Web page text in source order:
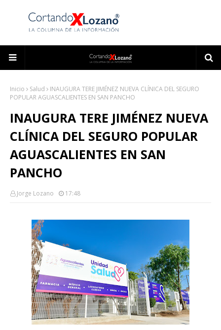
Inicio Salud
INAUGURA TERE JIMÉNEZ NUEVA CLÍNICA DEL SEGURO
POPULAR AGUASCALIENTES EN SAN PANCHO
INAUGURA TERE JIMÉNEZ NUEVA
CLÍNICA DEL SEGURO POPULAR
AGUASCALIENTES EN SAN
PANCHO
Jorge Lozano 17:48